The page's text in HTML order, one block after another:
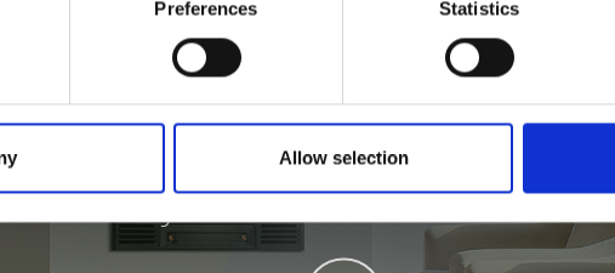
Preferences Statistics
Allow selection
Essayez avec le